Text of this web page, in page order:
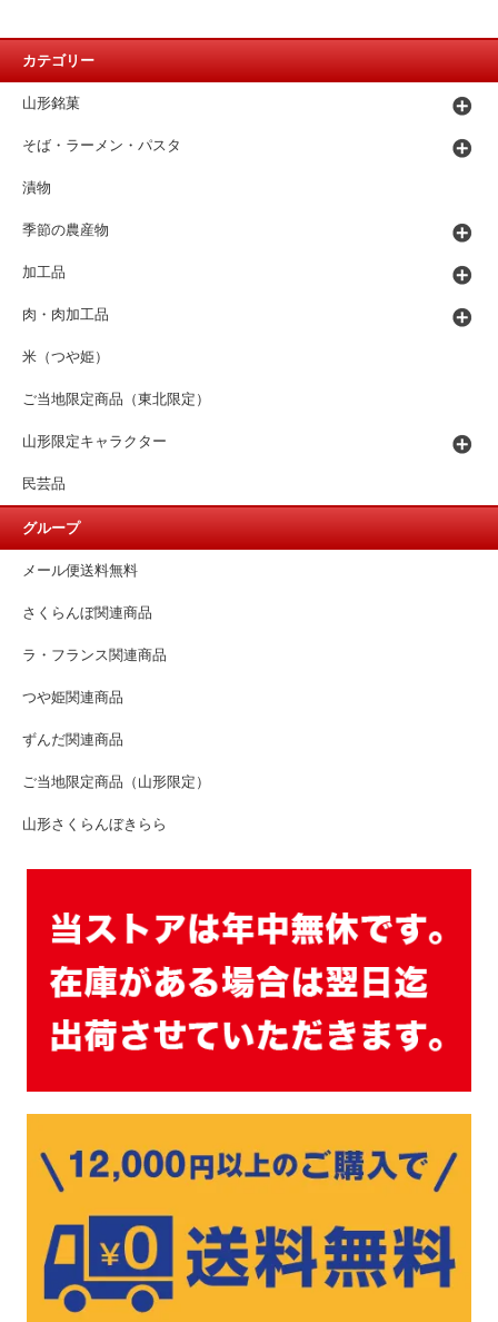
カテゴリー
山形銘菓
そば・ラーメン・パスタ
漬物
季節の農産物
加工品
肉・肉加工品
米（つや姫）
ご当地限定商品（東北限定）
山形限定キャラクター
民芸品
グループ
メール便送料無料
さくらんぼ関連商品
ラ・フランス関連商品
つや姫関連商品
ずんだ関連商品
ご当地限定商品（山形限定）
山形さくらんぼきらら